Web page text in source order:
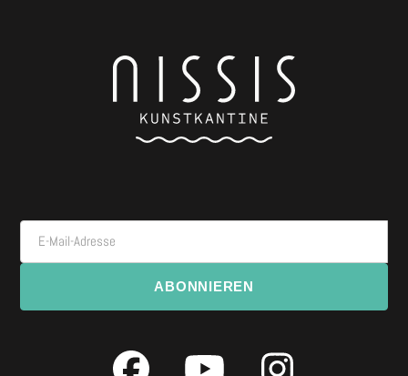
E-Mail-Adresse
ABONNIEREN